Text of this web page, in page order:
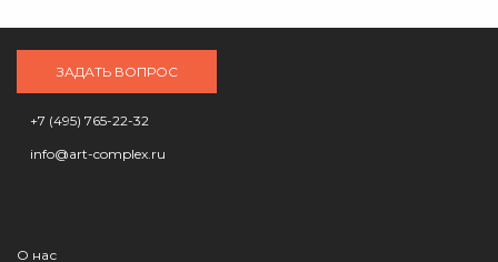
ЗАДАТЬ ВОПРОС
+7 (495) 765-22-32
info@art-complex.ru
О нас